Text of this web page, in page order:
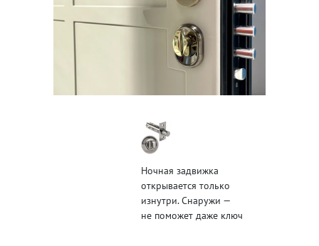
Ночная задвижка
открывается только
изнутри. Снаружи —
не поможет даже ключ